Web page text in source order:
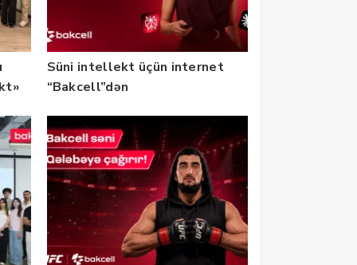
Süni intellekt üçün internet
“Bakcell”dən